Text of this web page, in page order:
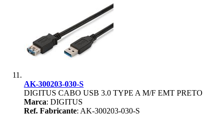
AK-300203-030-S
DIGITUS CABO USB 3.0 TYPE A M/F EMT PRETO
Marca: DIGITUS
Ref. Fabricante: AK-300203-030-S